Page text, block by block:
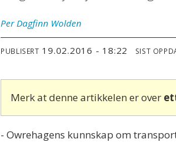
Per Dagfinn Wolden
PUBLISERT 19.02.2016 - 18:22 SIST
Merk at denne artikkelen er over
- Owrehagens kunnskap om